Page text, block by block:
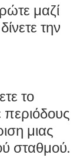
μαζί
την
το
μιας
σταθμού.